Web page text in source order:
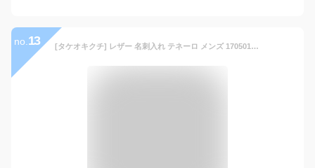
no. 13 [タケオキクチ] レザー 名刺入れ テネーロ メンズ 1705019 【01】 収納力 ブラック